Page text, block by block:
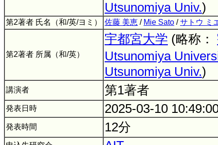
Utsunomiya Univ.)
第2著者 氏名（和/英/ヨミ） 佐藤 美恵 / Mie Sato /サトウ ミ
第2著者 所属（和/英）
宇都宮大学 (略称：
Utsunomiya
Utsunomiya Univ.)
講演者 第1著者
発表日時 2025-03-10
発表時間 12分